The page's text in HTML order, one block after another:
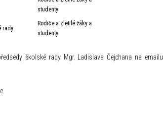
studenty
rady
Rodiče a zletilé žáky a
studenty
školské rady Mgr. Ladislava Čejchana na emailu